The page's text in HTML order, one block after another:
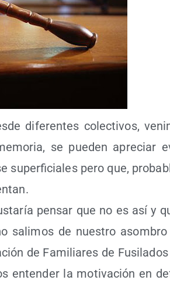
dife­ren­tes colec­ti­vos,
se pue­den apre­ciar
super­fi­cia­les pero que,
pen­sar que no es así y
sali­mos de nues­tro
de Fami­lia­res de
enten­der la moti­va­ción en